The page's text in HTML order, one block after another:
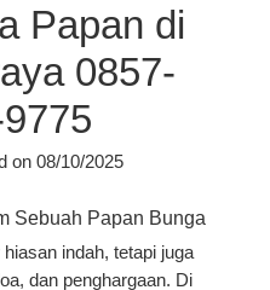
Papan di
0857-
on 08/10/2025
Sebuah Papan Bunga
indah, tetapi juga
dan penghargaan. Di